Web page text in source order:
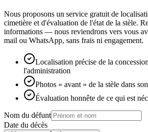
Nous proposons un service gratuit de
cimetière et d'évaluation de l'état de la stèle.
informations — nous reviendrons vers vous
mail ou WhatsApp, sans frais ni engagement.
Localisation précise de la
l'administration
Photos « avant » de la stèle dans
Évaluation honnête de ce qui est
Nom du défunt
Date du décès